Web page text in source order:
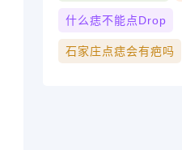
什么痣不能点drop
石家庄点痣会有疤吗